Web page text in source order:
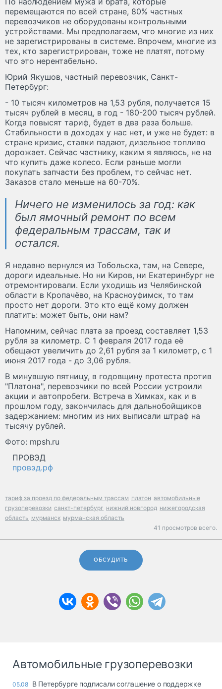
перемещаются по всей стране, 80% частных
перевозчиков не оборудованы контрольными
устройствами. Мы предполагаем, что многие из них
не зарегистрированы в системе. Впрочем, многие из
тех, кто зарегистрирован, тоже не платят, потому
что это нерентабельно.
Юрий Якушов, частный перевозчик, Санкт-
Петербург:
- 10 тысяч километров на 1,53 рубля, получается 15
тысяч рублей в месяц, в год - 180-200 тысяч рублей.
Когда повысят тариф, будет в два раза больше.
Стабильности в доходах у нас нет, и уже не будет: в
стране кризис, ставки падают, дизельное топливо
дорожает. Сейчас частнику, каким я являюсь, не на
что купить даже колесо. Если раньше могли
покупать запчасти без проблем, то сейчас нет.
Заказов стало меньше на 60-70%.
Ничего не изменилось за год: как
был ямочный ремонт по всем
федеральным трассам, так и
остался.
Я недавно вернулся из Тобольска, там, на Севере,
дороги идеальные. Но ни Киров, ни Екатеринбург не
отремонтировали. Если уходишь из Челябинской
области в Кропачёво, на Красноуфимск, то там
просто нет дороги. Это кто ещё кому должен
платить: может быть, они нам?
Напомним, сейчас плата за проезд составляет 1,53
рубля за километр. С 1 февраля 2017 года её
обещают увеличить до 2,61 рубля за 1 километр, с 1
июня 2017 года - до 3,06 рубля.
В минувшую пятницу, в годовщину протеста против
"Платона", перевозчики по всей России устроили
акции и автопробеги. Встреча в Химках, как и в
прошлом году, закончилась для дальнобойщиков
задержанием: многим из них выписали штраф на
тысячу рублей.
Фото: mpsh.ru
ПРОВЭД
провэд.рф
тариф за проезд по федеральным трассам платон автомобильные
грузоперевозки санкт-петербург нижний новгород нижегородская
область мурманск мурманская область
41 просмотров всего.
ОБСУДИТЬ
Автомобильные грузоперевозки
05.08 В Петербурге подписали соглашение о поддержке